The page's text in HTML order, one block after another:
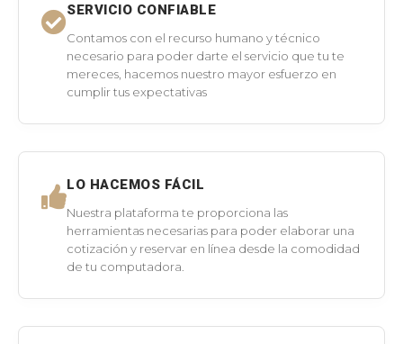
SERVICIO CONFIABLE
Contamos con el recurso humano y técnico
necesario para poder darte el servicio que tu te
mereces, hacemos nuestro mayor esfuerzo en
cumplir tus expectativas
LO HACEMOS FÁCIL
Nuestra plataforma te proporciona las
herramientas necesarias para poder elaborar una
cotización y reservar en línea desde la comodidad
de tu computadora.